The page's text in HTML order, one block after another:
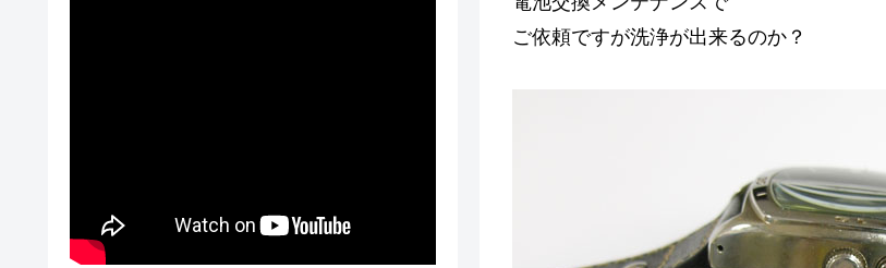
ご依頼ですが洗浄が出来るのか？